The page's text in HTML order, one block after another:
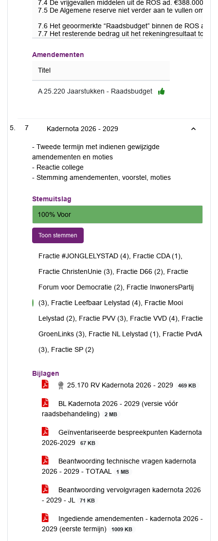
7.4 De vrijgevallen middelen uit de ROS ad. €388.000
7.5 De Algemene reserve niet verder aan te vullen
7.6 Het geoormerkte “Raadsbudget” binnen de ROS
7.7 Het resterende bedrag uit het rekeningresultaat toe
Amendementen
Titel
A 25.220 Jaarstukken - Raadsbudget
7 Kadernota 2026 - 2029
- Tweede termijn met indienen gewijzigde
amendementen en moties
- Reactie college
- Stemming amendementen, voorstel, moties
Stemuitslag
100% Voor
Toon stemmen
Fractie #JONGLELYSTAD (4), Fractie CDA (1),
Fractie ChristenUnie (3), Fractie D66 (2), Fractie
Forum voor Democratie (2), Fractie InwonersPartij
(3), Fractie Leefbaar Lelystad (4), Fractie Mooi
Lelystad (2), Fractie PVV (3), Fractie VVD (4), Fractie
GroenLinks (3), Fractie NL Lelystad (1), Fractie PvdA
(3), Fractie SP (2)
Bijlagen
25.170 RV Kadernota 2026 - 2029
469 KB
BL Kadernota 2026 - 2029 (versie vóór
raadsbehandeling)
2 MB
Geïnventariseerde bespreekpunten Kadernota
2026-2029
67 KB
Beantwoording technische vragen kadernota
2026 - 2029 - TOTAAL
1 MB
Beantwoording vervolgvragen kadernota 2026
- 2029 - JL
71 KB
Ingediende amendementen - kadernota 2026 -
2029 (eerste termijn)
1009 KB